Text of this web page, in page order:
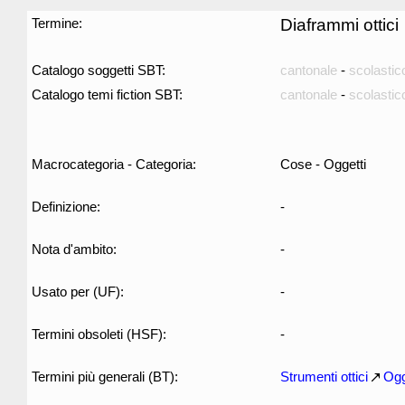
Termine: Diaframmi ottici
Catalogo soggetti SBT: cantonale -
Catalogo temi fiction SBT:
cantonale -
Macrocategoria - Categoria: Cose - Oggetti
Definizione: -
Nota d'ambito: -
Usato per (UF): -
Termini obsoleti (HSF): -
Termini più generali (BT): Strumenti ottici